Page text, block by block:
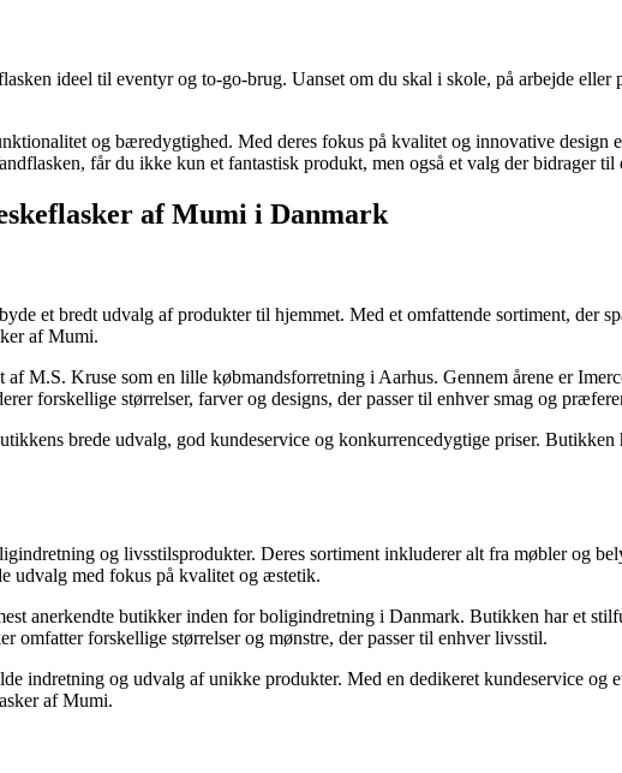
ideel til eventyr og to-go-brug. Uanset om du skal i skole, på arbejde
og bæredygtighed. Med deres fokus på kvalitet og innovative design
får du ikke kun et fantastisk produkt, men også et valg der bidrager
af Mumi i Danmark
et bredt udvalg af produkter til hjemmet. Med et omfattende sortiment, der
af Mumi.
M.S. Kruse som en lille købmandsforretning i Aarhus. Gennem årene er
forskellige størrelser, farver og designs, der passer til enhver smag og
brede udvalg, god kundeservice og konkurrencedygtige priser.
og livsstilsprodukter. Deres sortiment inkluderer alt fra møbler og
udvalg med fokus på kvalitet og æstetik.
anerkendte butikker inden for boligindretning i Danmark. Butikken har et
forskellige størrelser og mønstre, der passer til enhver livsstil.
indretning og udvalg af unikke produkter. Med en dedikeret kundeservice og
af Mumi.